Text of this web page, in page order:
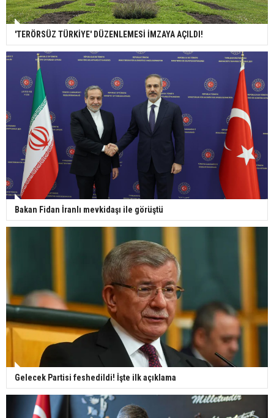
'TERÖRSÜZ TÜRKİYE' DÜZENLEMESİ İMZAYA AÇILDI!
Bakan Fidan İranlı mevkidaşı ile görüştü
Gelecek Partisi feshedildi! İşte ilk açıklama